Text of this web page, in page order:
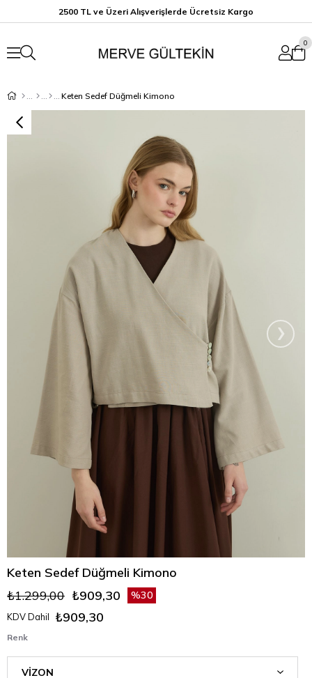
2500 TL ve Üzeri Alışverişlerde Ücretsiz Kargo
0
Keten Sedef Düğmeli Kimono
›
Keten Sedef Düğmeli Kimono
₺1.299,00 ₺909,30
KDV Dahil ₺909,30
30
Renk